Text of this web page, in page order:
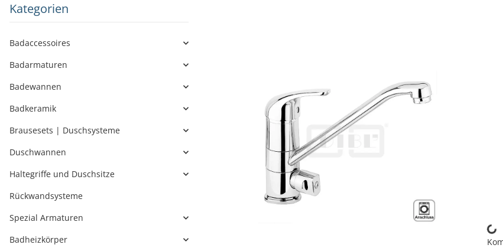
Loading...
Kategorien
Badaccessoires
Badarmaturen
Badewannen
Badkeramik
Brausesets | Duschsysteme
Duschwannen
Haltegriffe und Duschsitze
Rückwandsysteme
Spezial Armaturen
Badheizkörper